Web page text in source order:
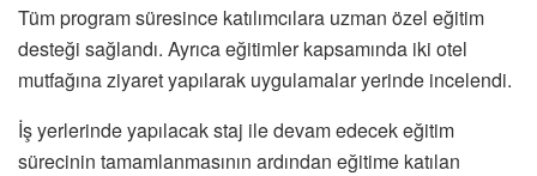
Tüm program süresince katılımcılara uzman özel eğitim
desteği sağlandı. Ayrıca eğitimler kapsamında iki otel
mutfağına ziyaret yapılarak uygulamalar yerinde incelendi.
İş yerlerinde yapılacak staj ile devam edecek eğitim
sürecinin tamamlanmasının ardından eğitime katılan